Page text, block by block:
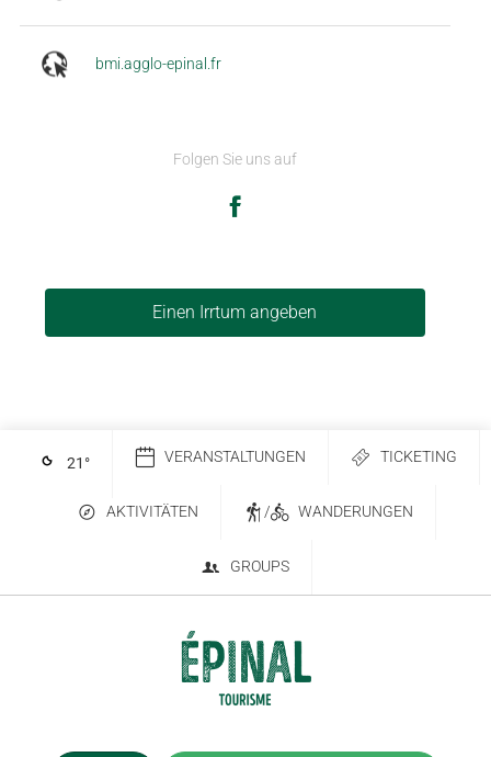
bmi.agglo-epinal.fr
Folgen Sie uns auf
Einen Irrtum angeben
21 ° VERANSTALTUNGEN TICKETING
AKTIVITÄTEN / WANDERUNGEN
GROUPS